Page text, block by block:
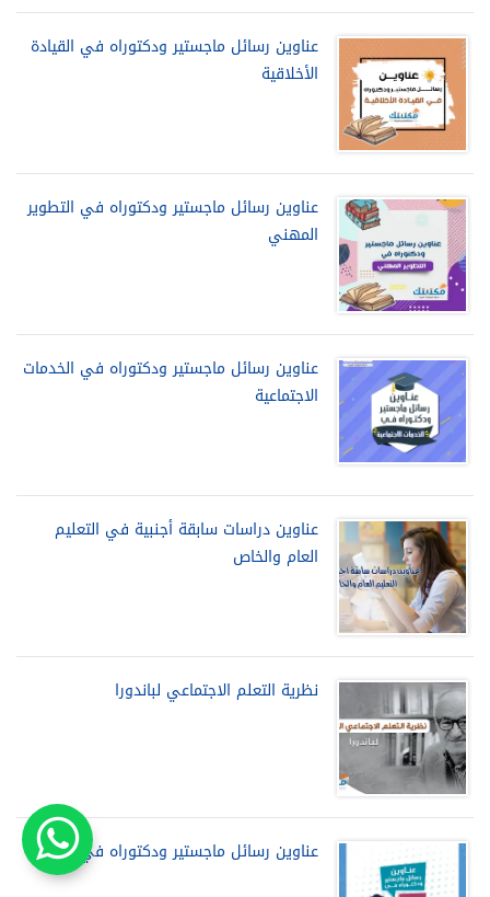
عناوين رسائل ماجستير ودكتوراه في القيادة
الأخلاقية
عناوين رسائل ماجستير ودكتوراه في التطوير
المهني
عناوين رسائل ماجستير ودكتوراه في الخدمات
الاجتماعية
عناوين دراسات سابقة أجنبية في التعليم
العام والخاص
نظرية التعلم الاجتماعي لباندورا
عناوين رسائل ماجستير ودكتوراه في الابتكار